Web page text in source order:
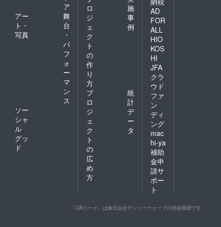
ア
アー
ト・
写真
舞
台
・
パ
フ
ォ
ー
マ
ン
ス
ソー
シャ
ル
グッ
ド
ロ
ジ
ェ
ク
ト
の
作
り
方
施
事
例
プ
ロ
ジ
ェ
ク
ト
の
広
め
方
統
計
デ
ー
タ
AD
FOR
ALL
HIO
KOS
HI
JFA
クラ
ウド
ファ
ン
ディ
ング
mac
hi-ya
補助
金申
請サ
ポー
ト
「QRコード」は株式会社デンソーウェーブの登録商標です。